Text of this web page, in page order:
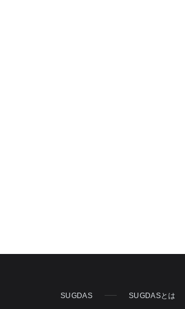
SUGDAS SUGDASとは